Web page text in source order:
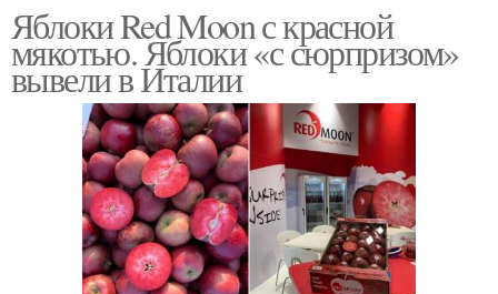
Яблоки Red Moon с красной
мякотью. Яблоки «с сюрпризом»
вывели в Италии